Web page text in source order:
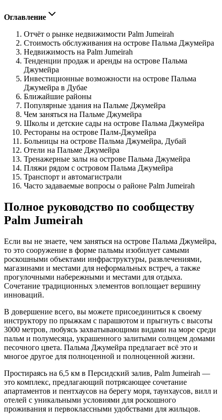
Оглавление
Отчёт о рынке недвижимости Palm Jumeirah
Стоимость обслуживания на острове Пальма Джумейра
Недвижимость на Palm Jumeirah
Тенденции продаж и аренды на острове Пальма
Джумейра
Инвестиционные возможности на острове Пальма
Джумейра в Дубае
Ближайшие районы
Популярные здания на Пальме Джумейра
Чем заняться на Пальме Джумейра
Школы и детские сады на острове Пальма Джумейра
Рестораны на острове Палм-Джумейра
Больницы на острове Пальма Джумейра, Дубай
Отели на Пальме Джумейра
Тренажерные залы на острове Пальма Джумейра
Пляжи рядом с островом Пальма Джумейра
Транспорт и автомагистрали
Часто задаваемые вопросы о районе Palm Jumeirah
Полное руководство по сообществу
Palm Jumeirah
Если вы не знаете, чем заняться на острове Пальма Джумейра,
то это сооружение в форме пальмы изобилует самыми
роскошными объектами инфраструктуры, развлечениями,
магазинами и местами для неформальных встреч, а также
прогулочными набережными и местами для отдыха.
Сочетание традиционных элементов воплощает вершину
инноваций.
В довершение всего, вы можете присоединиться к своему
инструктору по прыжкам с парашютом и прыгнуть с высоты
3000 метров, любуясь захватывающими видами на море среди
пальм и полумесяца, украшенного залитыми солнцем домами
песочного цвета. Пальма Джумейра предлагает всё это и
многое другое для полноценной и полноценной жизни.
Простираясь на 6,5 км в Персидский залив, Palm Jumeirah —
это комплекс, предлагающий потрясающее сочетание
апартаментов и пентхаусов на берегу моря, таунхаусов, вилл и
отелей с уникальными условиями для роскошного
проживания и первоклассными удобствами для жильцов.